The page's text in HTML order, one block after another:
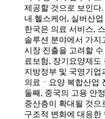
제공할 것으로 보인다
내 헬스케어, 실버산
한국은 의료 서비스,
솔루션 분야에서 가지
시장 진출을 고려할
료보험, 장기요양제도
지방정부 및 국영기업
의료ㆍ요양 복합산업
둘째, 중국의 고용 안
중산층이 확대될 것으
구조적 변화에 대응한